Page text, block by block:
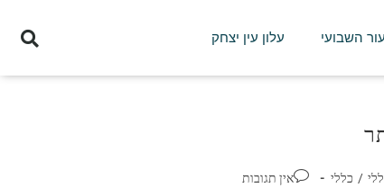
השבועי עלון עין יצחק
/ כללי אין תגובות